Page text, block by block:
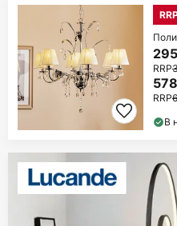
RRP
RRP
В